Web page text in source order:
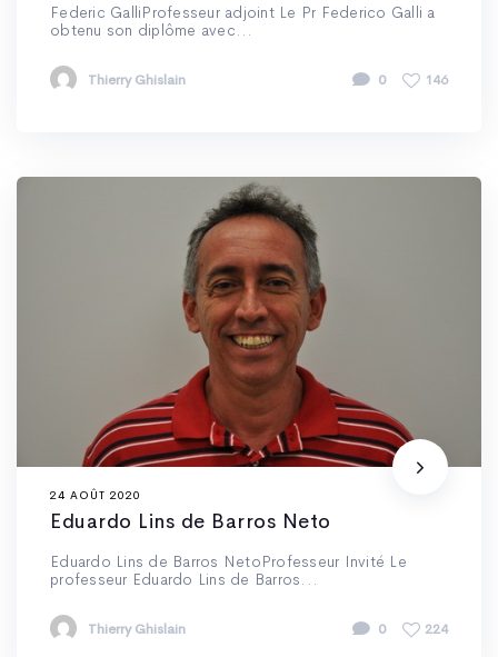
Federic GalliProfesseur adjoint Le Pr Federico Galli a
obtenu son diplôme avec...
Thierry Ghislain 0 146
24 AOÛT 2020
Eduardo Lins de Barros Neto
Eduardo Lins de Barros NetoProfesseur Invité Le
professeur Eduardo Lins de Barros...
Thierry Ghislain 0 224